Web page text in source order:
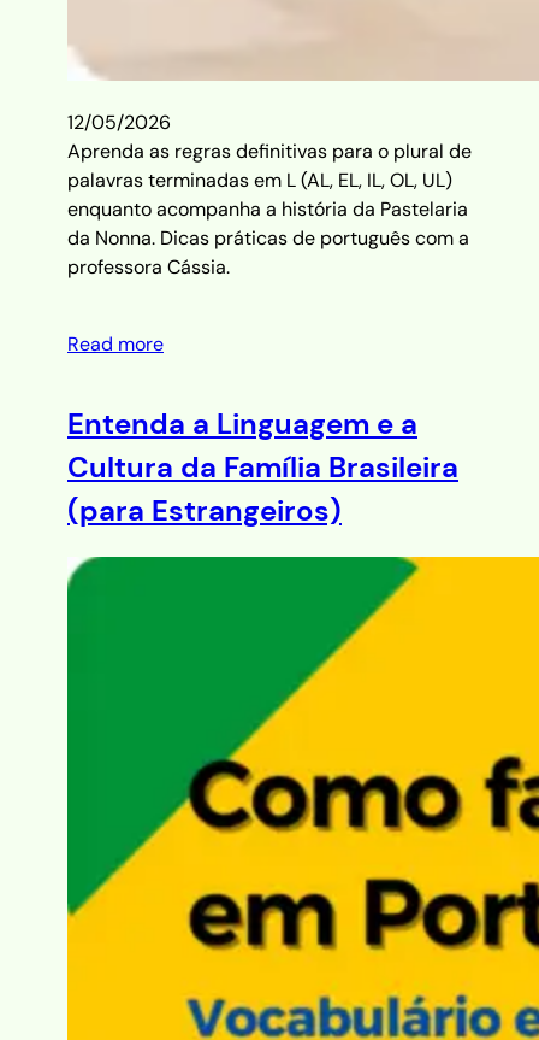
12/05/2026
Aprenda as regras definitivas para o plural de
palavras terminadas em L (AL, EL, IL, OL, UL)
enquanto acompanha a história da Pastelaria
da Nonna. Dicas práticas de português com a
professora Cássia.
Read more
Entenda a Linguagem e a
Cultura da Família Brasileira
(para Estrangeiros)